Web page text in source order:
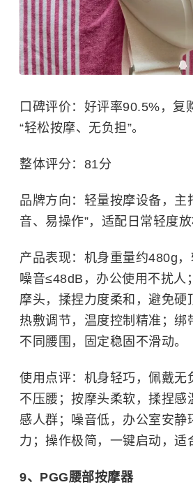
口碑评价：好评率90.5%，复
“轻松按摩、无负担”。
整体评分：81分
品牌方向：轻量按摩设备，主
音、易操作”，适配日常轻度放
产品表现：机身重量约480g
噪音≤48dB，办公使用不扰人
摩头，揉捏力度柔和，避免硬
热敷调节，温度控制精准；绑
不同腰围，固定稳固不滑动。
使用点评：机身轻巧，佩戴无
不压腰；按摩头柔软，揉捏感
感人群；噪音低，办公室安静
力；操作极简，一键启动，适
9、PGG腰部按摩器